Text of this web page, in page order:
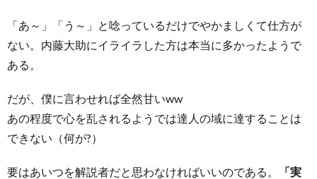
「あ～」「う～」と唸っているだけでやかましくて仕方が
ない。内藤大助にイライラした方は本当に多かったようで
ある。
だが、僕に言わせれば全然甘いww
あの程度で心を乱されるようでは達人の域に達することは
できない（何が?）
要はあいつを解説者だと思わなければいいのである。
「実